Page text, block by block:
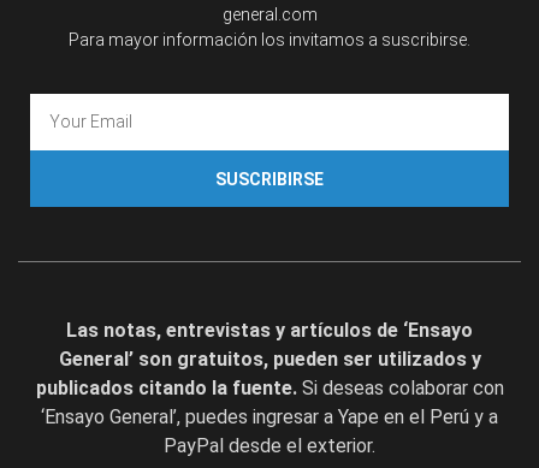
general.com
Para mayor información los invitamos a suscribirse.
SUSCRIBIRSE
Las notas, entrevistas y artículos de ‘Ensayo
General’ son gratuitos, pueden ser utilizados y
publicados citando la fuente. Si deseas colaborar con
‘Ensayo General’, puedes ingresar a Yape en el Perú y a
PayPal desde el exterior.